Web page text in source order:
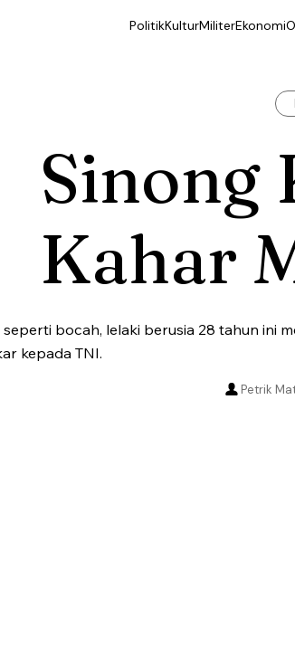
PolitikKulturMiliterEkonomi
Sinong
Kahar
seperti bocah, lelaki berusia 28 tahun ini
kepada TNI.
Petrik